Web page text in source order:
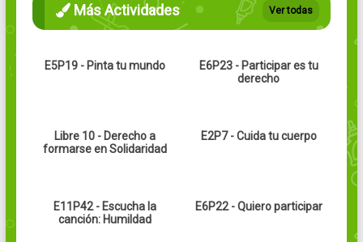
Más Actividades Ver todas
E5P19 - Pinta tu mundo
E6P23 - Participar es tu
derecho
Libre 10 - Derecho a
formarse en Solidaridad
E2P7 - Cuida tu cuerpo
E11P42 - Escucha la
canción: Humildad
E6P22 - Quiero participar